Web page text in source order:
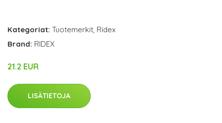
Kategoriat: Tuotemerkit Ridex
Brand: RIDEX
21.2 EUR
LISÄTIETOJA